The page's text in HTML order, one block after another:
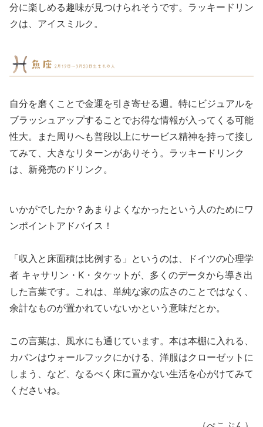
分に楽しめる趣味が見つけられそうです。ラッキードリン
クは、アイスミルク。
自分を磨くことで金運を引き寄せる週。特にビジュアルを
ブラッシュアップすることでお得な情報が入ってくる可能
性大。また周りへも普段以上にサービス精神を持って接し
てみて、大きなリターンがありそう。ラッキードリンク
は、新発売のドリンク。
いかがでしたか？あまりよくなかったという人のためにワ
ンポイントアドバイス！
「収入と床面積は比例する」というのは、ドイツの心理学
者 キャサリン・K・タケットが、多くのデータから導き出
した言葉です。これは、単純な家の広さのことではなく、
余計なものが置かれていないかという意味だとか。
この言葉は、風水にも通じています。本は本棚に入れる、
カバンはウォールフックにかける、洋服はクローゼットに
しまう、など、なるべく床に置かない生活を心がけてみて
くださいね。